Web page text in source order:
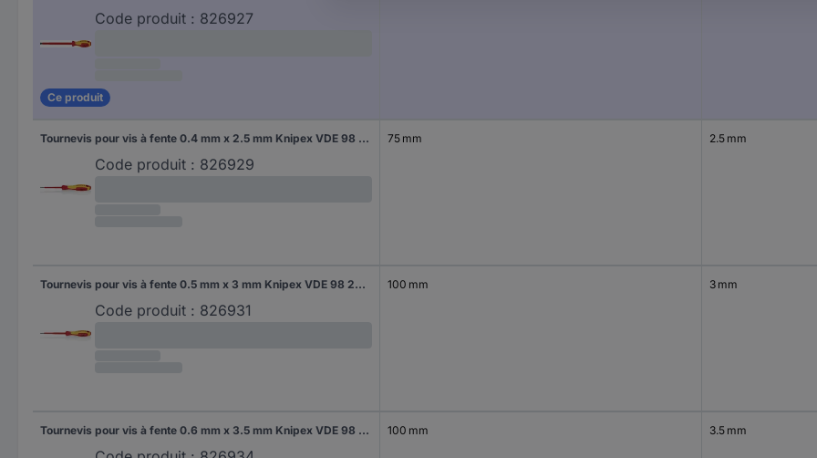
Code produit : 826927
Ce produit
Tournevis pour vis à fente 0.4 mm x 2.5 mm Knipex VDE 98 20 25 Longueur de la lame: 75 mm 1 pc(s)
Code produit : 826929
75 mm 2.5 mm
Tournevis pour vis à fente 0.5 mm x 3 mm Knipex VDE 98 20 30 Longueur de la lame: 100 mm 1 pc(s)
Code produit : 826931
100 mm 3 mm
Tournevis pour vis à fente 0.6 mm x 3.5 mm Knipex VDE 98 20 35 Longueur de la lame: 100 mm 1 pc(s) 100 mm 3.5 mm